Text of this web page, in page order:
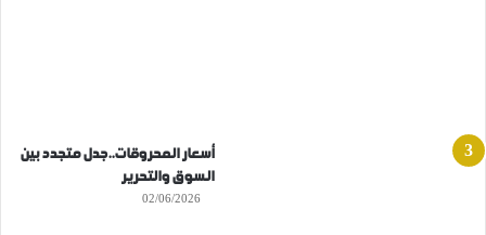
أسعار المحروقات..جدل متجدد بين
السوق والتحرير
02/06/2026